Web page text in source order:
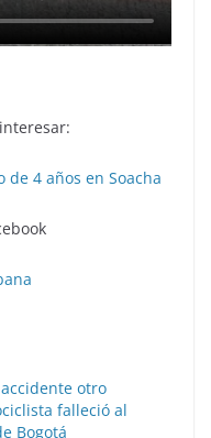
4 años en Soacha
otro
falleció al
Bogotá